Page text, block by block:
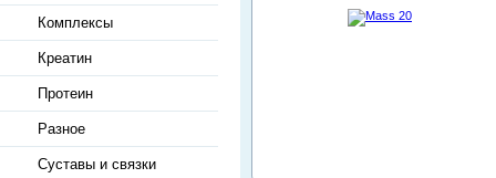
Комплексы
Креатин
Протеин
Разное
Суставы и связки